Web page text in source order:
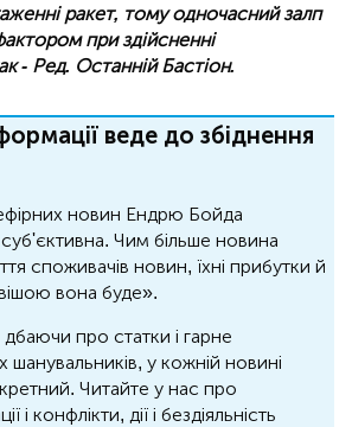
ракет, тому одночасний залп
при здійсненні
- Ред. Останній Бастіон.
веде до збіднення
новин Ендрю Бойда
Чим більше новина
споживачів новин, їхні прибутки й
вона буде».
про статки і гарне
шанувальників, у кожній новині
Читайте у нас про
і конфлікти, дії і бездіяльність